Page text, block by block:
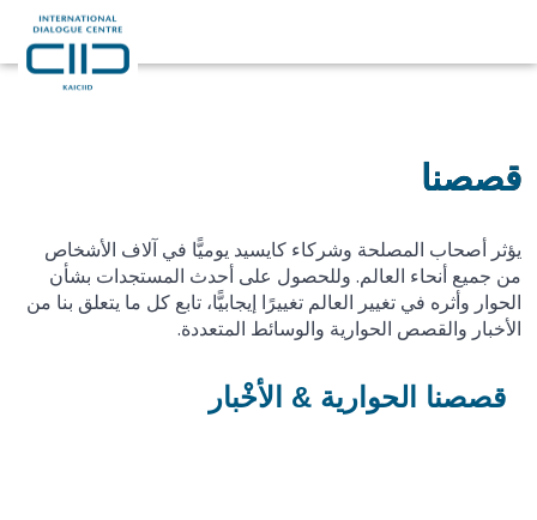
قصصنا
يؤثر أصحاب المصلحة وشركاء كايسيد يوميًّا في آلاف الأشخاص
من جميع أنحاء العالم. وللحصول على أحدث المستجدات بشأن
الحوار وأثره في تغيير العالم تغييرًا إيجابيًّا، تابع كل ما يتعلق بنا من
الأخبار والقصص الحوارية والوسائط المتعددة.
قصصنا الحوارية & الأخْبار